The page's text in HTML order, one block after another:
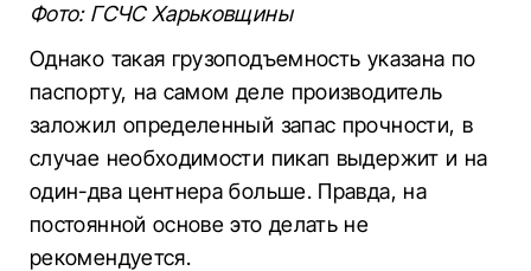
Фото: ГСЧС Харьковщины
Однако такая грузоподъемность указана по
паспорту, на самом деле производитель
заложил определенный запас прочности, в
случае необходимости пикап выдержит и на
один-два центнера больше. Правда, на
постоянной основе это делать не
рекомендуется.